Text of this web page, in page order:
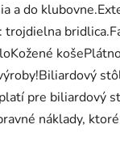
a do
pre biliardový
náklady,